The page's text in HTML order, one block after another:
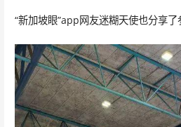
“新加坡眼”app网友迷糊天使也分享